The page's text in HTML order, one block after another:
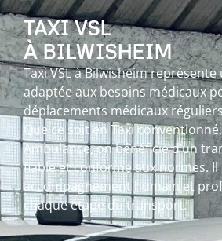
TAXI VSL
À BILWISHEIM
Taxi VSL à Bilwisheim
adaptée aux besoins médicaux
déplacements médicaux
Que ce soit en Taxi
Ambulance, on bénéficie d’un
fiable et conforme aux normes. Il
accompagnement humain et
chaque étape du transport.